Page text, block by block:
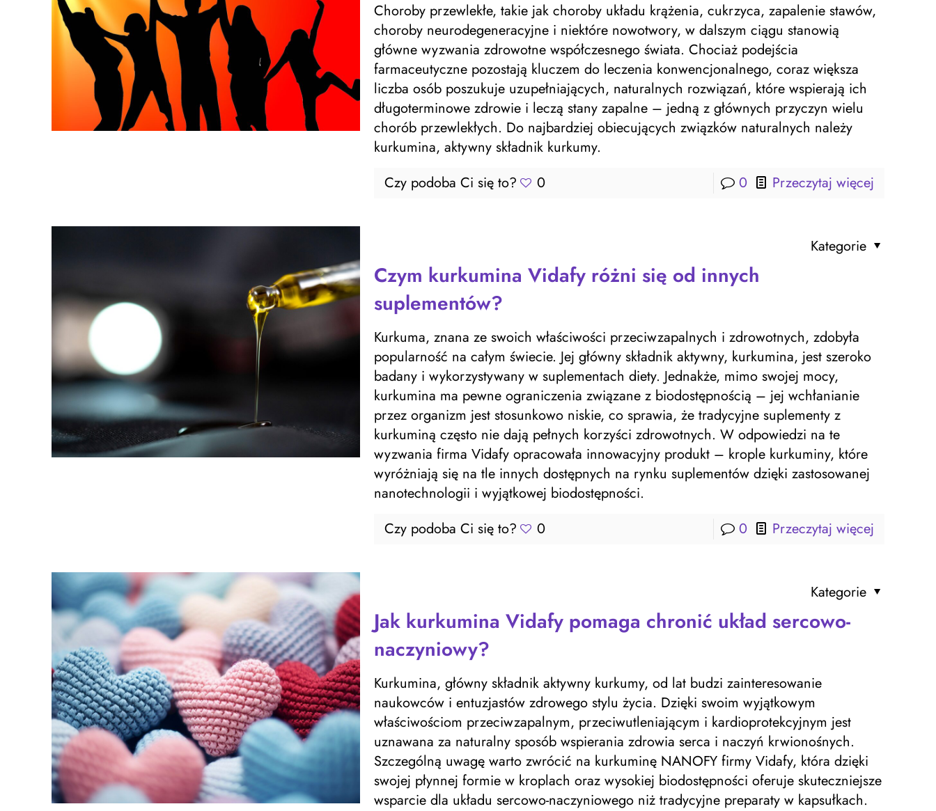
Choroby przewlekłe, takie jak choroby układu krążenia, cukrzyca, zapalenie stawów,
choroby neurodegeneracyjne i niektóre nowotwory, w dalszym ciągu stanowią
główne wyzwania zdrowotne współczesnego świata. Chociaż podejścia
farmaceutyczne pozostają kluczem do leczenia konwencjonalnego, coraz większa
liczba osób poszukuje uzupełniających, naturalnych rozwiązań, które wspierają ich
długoterminowe zdrowie i leczą stany zapalne – jedną z głównych przyczyn wielu
chorób przewlekłych. Do najbardziej obiecujących związków naturalnych należy
kurkumina, aktywny składnik kurkumy.
Czy podoba Ci się to?
0 0 Przeczytaj więcej
Kategorie
Czym kurkumina Vidafy różni się od innych
suplementów?
Kurkuma, znana ze swoich właściwości przeciwzapalnych i zdrowotnych, zdobyła
popularność na całym świecie. Jej główny składnik aktywny, kurkumina, jest szeroko
badany i wykorzystywany w suplementach diety. Jednakże, mimo swojej mocy,
kurkumina ma pewne ograniczenia związane z biodostępnością – jej wchłanianie
przez organizm jest stosunkowo niskie, co sprawia, że tradycyjne suplementy z
kurkuminą często nie dają pełnych korzyści zdrowotnych. W odpowiedzi na te
wyzwania firma Vidafy opracowała innowacyjny produkt – krople kurkuminy, które
wyróżniają się na tle innych dostępnych na rynku suplementów dzięki zastosowanej
nanotechnologii i wyjątkowej biodostępności.
Czy podoba Ci się to?
0 0 Przeczytaj więcej
Kategorie
Jak kurkumina Vidafy pomaga chronić układ sercowo-
naczyniowy?
Kurkumina, główny składnik aktywny kurkumy, od lat budzi zainteresowanie
naukowców i entuzjastów zdrowego stylu życia. Dzięki swoim wyjątkowym
właściwościom przeciwzapalnym, przeciwutleniającym i kardioprotekcyjnym jest
uznawana za naturalny sposób wspierania zdrowia serca i naczyń krwionośnych.
Szczególną uwagę warto zwrócić na kurkuminę NANOFY firmy Vidafy, która dzięki
swojej płynnej formie w kroplach oraz wysokiej biodostępności oferuje skuteczniejsze
wsparcie dla układu sercowo-naczyniowego niż tradycyjne preparaty w kapsułkach.